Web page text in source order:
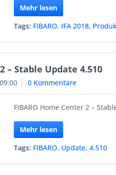
Mehr lesen
Tags: FIBARO, IFA 2018,
– Stable Update 4.510
0 Kommentare
FIBARO Home Center 2 –
Mehr lesen
Tags: FIBARO, Update,4.510